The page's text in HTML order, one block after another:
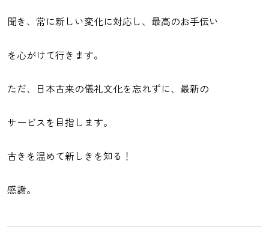
聞き、常に新しい変化に対応し、最高のお手伝い
を心がけて行きます。
ただ、日本古来の儀礼文化を忘れずに、最新の
サービスを目指します。
古きを温めて新しきを知る！
感謝。